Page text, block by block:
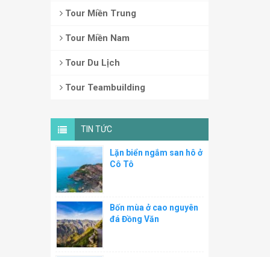
Tour Miền Trung
Tour Miền Nam
Tour Du Lịch
Tour Teambuilding
TIN TỨC
Lặn biển ngắm san hô ở
Cô Tô
Bốn mùa ở cao nguyên
đá Đồng Văn